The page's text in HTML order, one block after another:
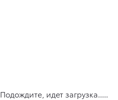
Подождите, идет загрузка.....